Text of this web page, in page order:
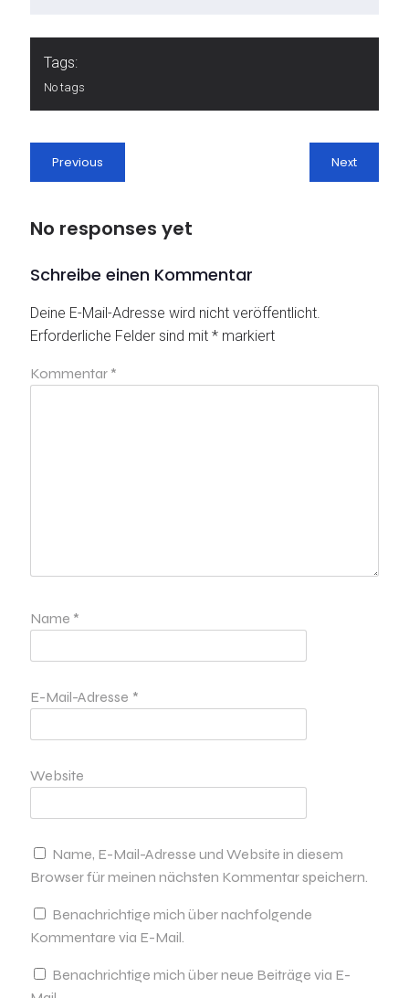
Tags:
No tags
Previous Next
No responses yet
Schreibe einen Kommentar
Deine E-Mail-Adresse wird nicht veröffentlicht.
Erforderliche Felder sind mit * markiert
Kommentar *
Name *
E-Mail-Adresse *
Website
Name, E-Mail-Adresse und Website in diesem
Browser für meinen nächsten Kommentar speichern.
Benachrichtige mich über nachfolgende
Kommentare via E-Mail.
Benachrichtige mich über neue Beiträge via E-